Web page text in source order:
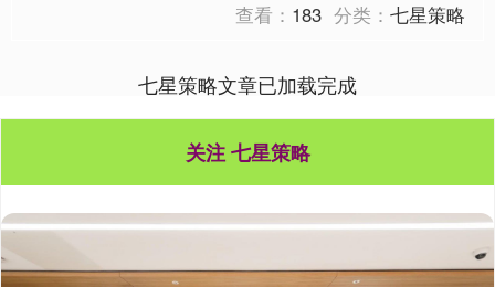
查看： 183 分类：七星策略
七星策略文章已加载完成
关注 七星策略